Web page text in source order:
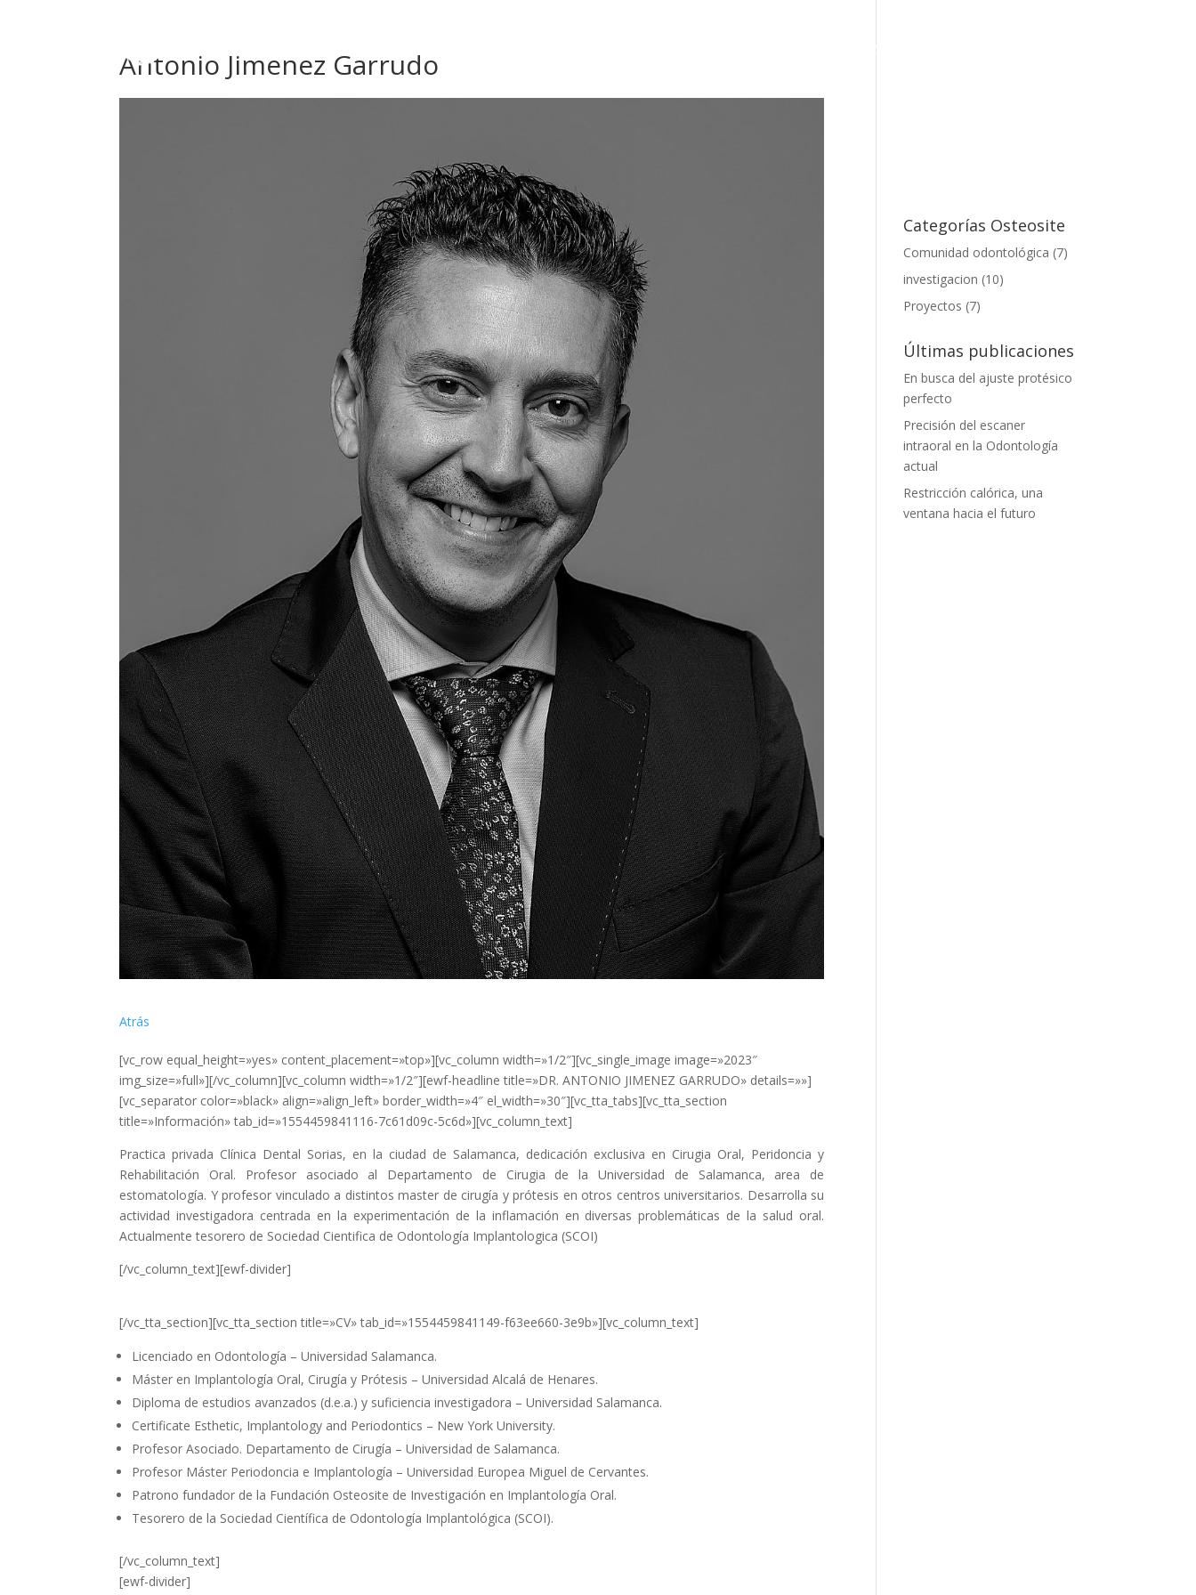
FORMACIÓN
Antonio Jimenez Garrudo
Atrás
[vc_row equal_height=»yes» content_placement=»top»][vc_column width=»1/2″][vc_single_image image=»2023″
img_size=»full»][/vc_column][vc_column width=»1/2″][ewf-headline title=»DR. ANTONIO JIMENEZ GARRUDO» details=»»]
[vc_separator color=»black» align=»align_left» border_width=»4″ el_width=»30″][vc_tta_tabs][vc_tta_section
title=»Información» tab_id=»1554459841116-7c61d09c-5c6d»][vc_column_text]
Practica privada Clínica Dental Sorias, en la ciudad de Salamanca, dedicación exclusiva en Cirugia Oral, Peridoncia y
Rehabilitación Oral. Profesor asociado al Departamento de Cirugia de la Universidad de Salamanca, area de
estomatología. Y profesor vinculado a distintos master de cirugía y prótesis en otros centros universitarios. Desarrolla su
actividad investigadora centrada en la experimentación de la inflamación en diversas problemáticas de la salud oral.
Actualmente tesorero de Sociedad Cientifica de Odontología Implantologica (SCOI)
[/vc_column_text][ewf-divider]
[/vc_tta_section][vc_tta_section title=»CV» tab_id=»1554459841149-f63ee660-3e9b»][vc_column_text]
Licenciado en Odontología – Universidad Salamanca.
Máster en Implantología Oral, Cirugía y Prótesis – Universidad Alcalá de Henares.
Diploma de estudios avanzados (d.e.a.) y suficiencia investigadora – Universidad Salamanca.
Certificate Esthetic, Implantology and Periodontics – New York University.
Profesor Asociado. Departamento de Cirugía – Universidad de Salamanca.
Profesor Máster Periodoncia e Implantología – Universidad Europea Miguel de Cervantes.
Patrono fundador de la Fundación Osteosite de Investigación en Implantología Oral.
Tesorero de la Sociedad Científica de Odontología Implantológica (SCOI).
[/vc_column_text]
[ewf-divider]
Categorías Osteosite
Comunidad odontológica (7)
investigacion (10)
Proyectos (7)
Últimas publicaciones
En busca del ajuste protésico
perfecto
Precisión del escaner
intraoral en la Odontología
actual
Restricción calórica, una
ventana hacia el futuro